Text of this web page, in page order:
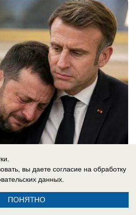
вы даете согласие на обработку
данных.
ПОНЯТНО